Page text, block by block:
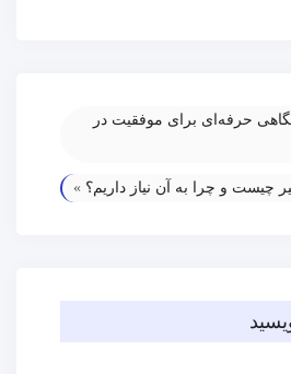
حرفه‌ای برای موفقیت در
چیست و چرا به آن نیاز داریم؟ »